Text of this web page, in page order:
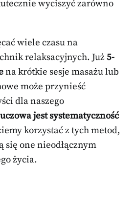
wyciszyć zarówno
wiele czasu na
relaksacyjnych. Już5-
na krótkie sesje masażu lub
może przynieść
dla naszego
jest systematyczność
korzystać z tych metod,
się one nieodłącznym
życia.